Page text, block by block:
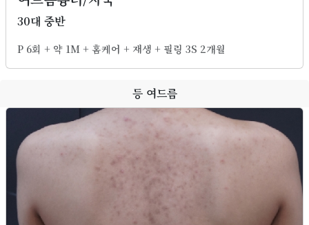
30대 중반
P 6회 + 약 1M + 홈케어 + 재생 + 필링 3S 2개월
등 여드름